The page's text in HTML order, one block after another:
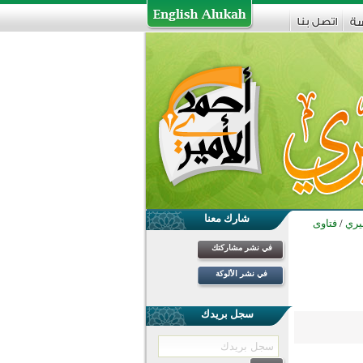
/ فتاوى شارك معنا
في نشر مشاركتك
في نشر الألوكة
سجل بريدك